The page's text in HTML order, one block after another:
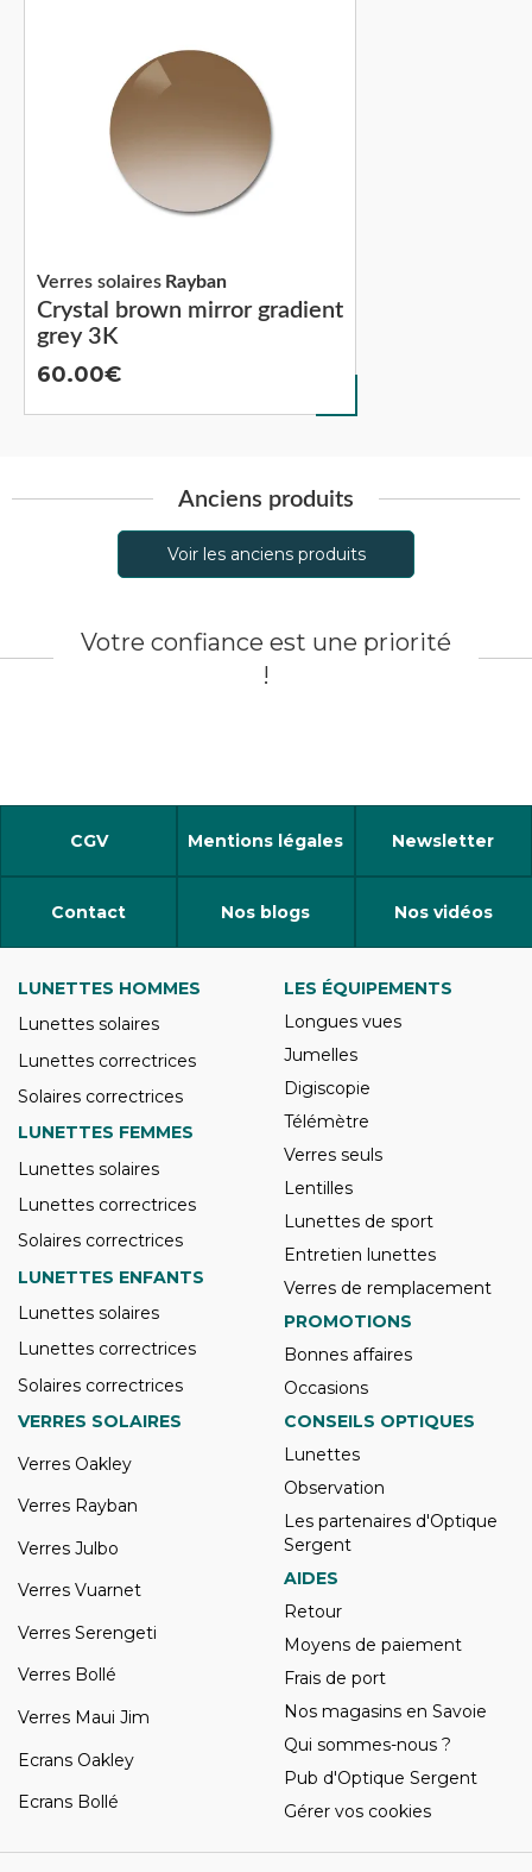
Crystal brown mirror gradient
grey 3K
Verres solaires Rayban
60.00
Anciens produits
Voir les anciens produits
Votre confiance est une priorité
!
CGV Mentions légales Newsletter
Contact Nos blogs Nos vidéos
LUNETTES HOMMES
Lunettes solaires
Lunettes correctrices
Solaires correctrices
LUNETTES FEMMES
Lunettes solaires
Lunettes correctrices
Solaires correctrices
LUNETTES ENFANTS
Lunettes solaires
Lunettes correctrices
Solaires correctrices
LES ÉQUIPEMENTS
Longues vues
Jumelles
Digiscopie
Télémètre
Verres seuls
Lentilles
Lunettes de sport
Entretien lunettes
Verres de remplacement
PROMOTIONS
Bonnes affaires
Occasions
VERRES SOLAIRES
Verres Oakley
Verres Rayban
Verres Julbo
Verres Vuarnet
Verres Serengeti
Verres Bollé
Verres Maui Jim
Ecrans Oakley
Ecrans Bollé
CONSEILS OPTIQUES
Lunettes
Observation
Les partenaires d'Optique
Sergent
AIDES
Retour
Moyens de paiement
Frais de port
Nos magasins en Savoie
Qui sommes-nous ?
Pub d'Optique Sergent
Gérer vos cookies